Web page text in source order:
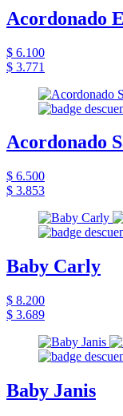
Acordonado
$ 6.100
$ 3.771
Acordonado
$ 6.500
$ 3.853
Baby Carly
$ 8.200
$ 3.689
Baby Janis